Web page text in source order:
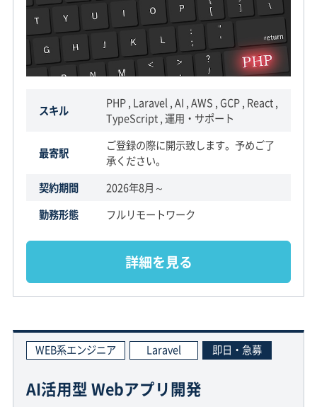
スキル
PHP , Laravel , AI , AWS , GCP , React ,
TypeScript , 運用・サポート
最寄駅
ご登録の際に開示致します。予めご了
承ください。
契約期間
2026年8月～
勤務形態
フルリモートワーク
詳細を見る
WEB系エンジニア Laravel 即日・急募
AI活用型 Webアプリ開発